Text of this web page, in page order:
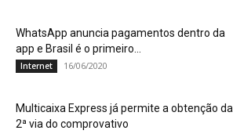
WhatsApp anuncia pagamentos dentro da
app e Brasil é o primeiro...
Internet 16/06/2020
Multicaixa Express já permite a obtenção da
2ª via do comprovativo